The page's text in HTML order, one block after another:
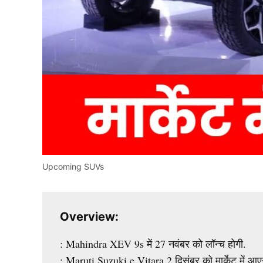
Upcoming SUVs
Overview:
: Mahindra XEV 9s में 27 नवंबर को लॉन्च होगी.